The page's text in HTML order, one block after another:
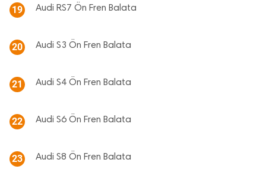
19 Audi RS7 Ön Fren Balata
20 Audi S3 Ön Fren Balata
21 Audi S4 Ön Fren Balata
22 Audi S6 Ön Fren Balata
23 Audi S8 Ön Fren Balata